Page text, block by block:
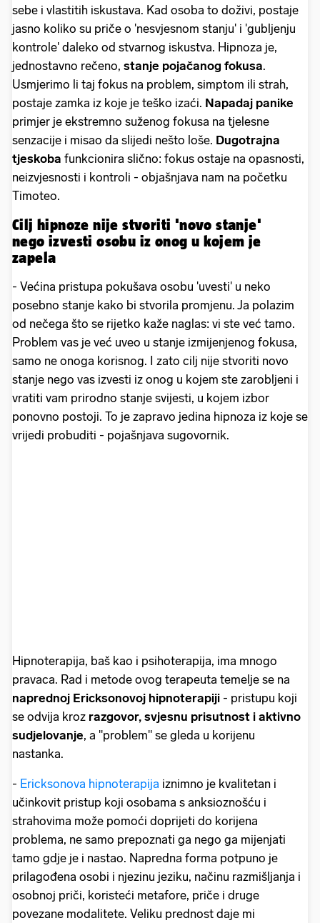
sebe i vlastitih iskustava. Kad osoba to doživi, postaje
jasno koliko su priče o 'nesvjesnom stanju' i 'gubljenju
kontrole' daleko od stvarnog iskustva. Hipnoza je,
jednostavno rečeno, stanje pojačanog fokusa.
Usmjerimo li taj fokus na problem, simptom ili strah,
postaje zamka iz koje je teško izaći. Napadaj panike
primjer je ekstremno suženog fokusa na tjelesne
senzacije i misao da slijedi nešto loše. Dugotrajna
tjeskoba funkcionira slično: fokus ostaje na opasnosti,
neizvjesnosti i kontroli - objašnjava nam na početku
Timoteo.
Cilj hipnoze nije stvoriti 'novo stanje'
nego izvesti osobu iz onog u kojem je
zapela
- Većina pristupa pokušava osobu 'uvesti' u neko
posebno stanje kako bi stvorila promjenu. Ja polazim
od nečega što se rijetko kaže naglas: vi ste već tamo.
Problem vas je već uveo u stanje izmijenjenog fokusa,
samo ne onoga korisnog. I zato cilj nije stvoriti novo
stanje nego vas izvesti iz onog u kojem ste zarobljeni i
vratiti vam prirodno stanje svijesti, u kojem izbor
ponovno postoji. To je zapravo jedina hipnoza iz koje se
vrijedi probuditi - pojašnjava sugovornik.
Hipnoterapija, baš kao i psihoterapija, ima mnogo
pravaca. Rad i metode ovog terapeuta temelje se na
naprednoj Ericksonovoj hipnoterapiji - pristupu koji
se odvija kroz razgovor, svjesnu prisutnost i aktivno
sudjelovanje, a "problem" se gleda u korijenu
nastanka.
- Ericksonova hipnoterapija iznimno je kvalitetan i
učinkovit pristup koji osobama s anksioznošću i
strahovima može pomoći doprijeti do korijena
problema, ne samo prepoznati ga nego ga mijenjati
tamo gdje je i nastao. Napredna forma potpuno je
prilagođena osobi i njezinu jeziku, načinu razmišljanja i
osobnoj priči, koristeći metafore, priče i druge
povezane modalitete. Veliku prednost daje mi